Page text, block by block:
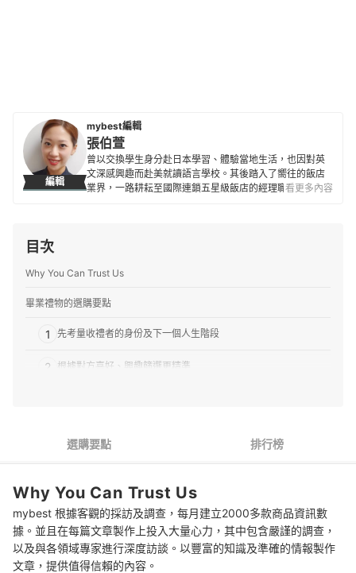
編輯
mybest編輯
張伯萱
曾以交換學生身分赴日本學習、體驗當地生活，也因對英
文深感興趣而赴美就讀語言學校。其後踏入了嚮往的飯店
業界，一路耕耘至國際連鎖五星級飯店的經理職，因此對
看更多內容
目次
Why You Can Trust Us
畢業禮物的選購要點
1 先考量收禮者的身份及下一個人生階段
2 根據對方喜好、興趣篩選更精準
搭配花束與卡片贈送更顯心意
選購要點 排行榜
Why You Can Trust Us
mybest 根據客觀的採訪及調查，每月建立2000多款商品資訊數
據。並且在每篇文章製作上投入大量心力，其中包含嚴謹的調查，
以及與各領域專家進行深度訪談。以豐富的知識及準確的情報製作
文章，提供值得信賴的內容。